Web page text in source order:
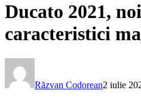
Ducato 2021,
caracteristici
Răzvan Codorean2 iulie